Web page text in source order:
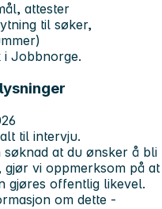
attester
til søker,
i Jobbnorge.
til intervju.
at du ønsker å bli
vi oppmerksom på at
gjøres offentlig likevel.
om dette -